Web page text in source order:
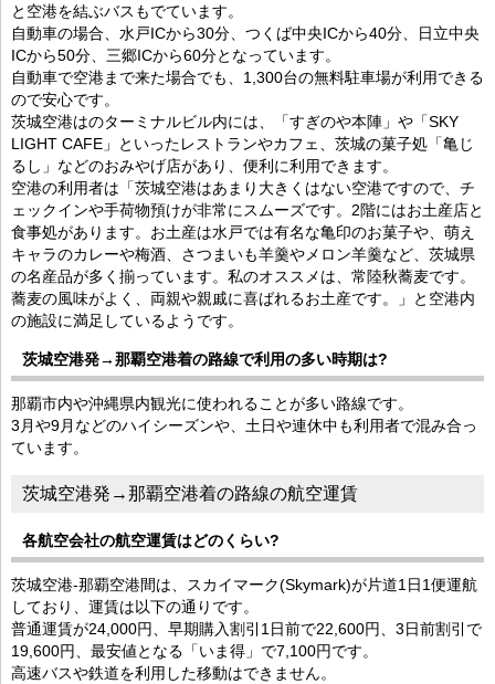
と空港を結ぶバスもでています。
自動車の場合、水戸ICから30分、つくば中央ICから40分、日立中央
ICから50分、三郷ICから60分となっています。
自動車で空港まで来た場合でも、1,300台の無料駐車場が利用できる
ので安心です。
茨城空港はのターミナルビル内には、「すぎのや本陣」や「SKY
LIGHT CAFE」といったレストランやカフェ、茨城の菓子処「亀じ
るし」などのおみやげ店があり、便利に利用できます。
空港の利用者は「茨城空港はあまり大きくはない空港ですので、チ
ェックインや手荷物預けが非常にスムーズです。2階にはお土産店と
食事処があります。お土産は水戸では有名な亀印のお菓子や、萌え
キャラのカレーや梅酒、さつまいも羊羹やメロン羊羹など、茨城県
の名産品が多く揃っています。私のオススメは、常陸秋蕎麦です。
蕎麦の風味がよく、両親や親戚に喜ばれるお土産です。」と空港内
の施設に満足しているようです。
茨城空港発→那覇空港着の路線で利用の多い時期は?
那覇市内や沖縄県内観光に使われることが多い路線です。
3月や9月などのハイシーズンや、土日や連休中も利用者で混み合っ
ています。
茨城空港発→那覇空港着の路線の航空運賃
各航空会社の航空運賃はどのくらい?
茨城空港-那覇空港間は、スカイマーク(Skymark)が片道1日1便運航
しており、運賃は以下の通りです。
普通運賃が24,000円、早期購入割引1日前で22,600円、3日前割引で
19,600円、最安値となる「いま得」で7,100円です。
高速バスや鉄道を利用した移動はできません。